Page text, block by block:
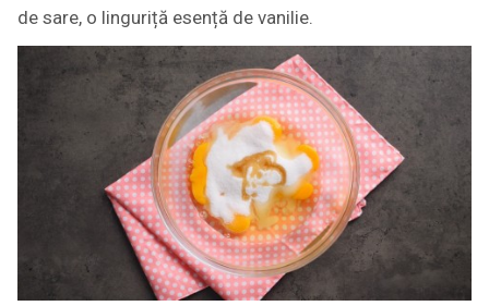
de sare, o linguriță esență de vanilie.